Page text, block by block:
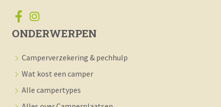
ONDERWERPEN
Camperverzekering & pechhulp
Wat kost een camper
Alle campertypes